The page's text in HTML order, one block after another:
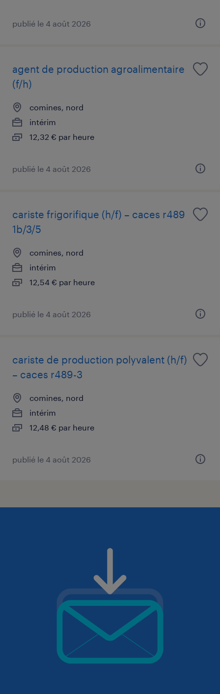
publié le 4 août 2026
agent de production agroalimentaire
(f/h)
comines, nord
intérim
12,32 € par heure
publié le 4 août 2026
cariste frigorifique (h/f) – caces r489
1b/3/5
comines, nord
intérim
12,54 € par heure
publié le 4 août 2026
cariste de production polyvalent (h/f)
– caces r489-3
comines, nord
intérim
12,48 € par heure
publié le 4 août 2026